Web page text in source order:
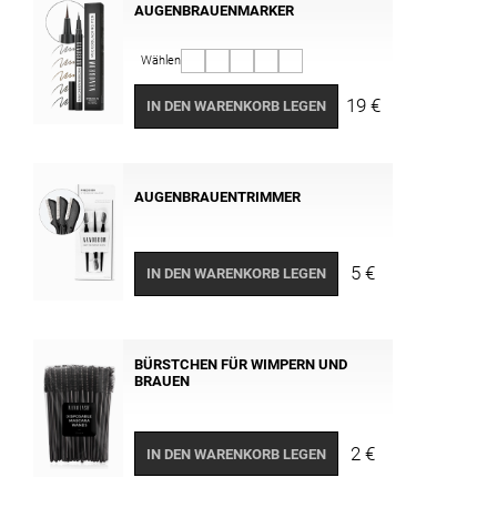
AUGENBRAUENMARKER
Wählen
IN DEN WARENKORB LEGEN 19 €
AUGENBRAUENTRIMMER
IN DEN WARENKORB LEGEN 5 €
BÜRSTCHEN FÜR WIMPERN UND
BRAUEN
IN DEN WARENKORB LEGEN 2 €